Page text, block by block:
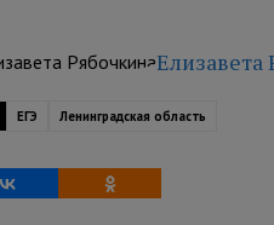
Елизавета
ЕГЭ Ленинградская область